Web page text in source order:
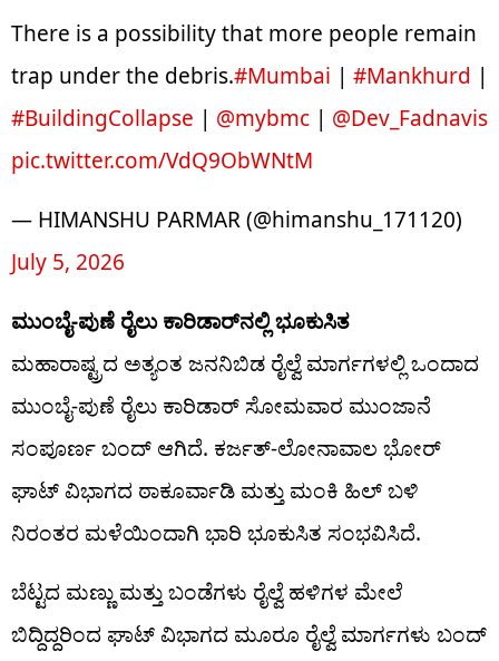
There is a possibility that more people remain
trap under the debris.#Mumbai | #Mankhurd |
#BuildingCollapse | @mybmc | @Dev_Fadnavis
pic.twitter.com/VdQ9ObWNtM
— HIMANSHU PARMAR (@himanshu_171120)
July 5, 2026
ಮುಂಬೈ-ಪುಣೆ ರೈಲು ಕಾರಿಡಾರ್‌ನಲ್ಲಿ ಭೂಕುಸಿತ
ಮಹಾರಾಷ್ಟ್ರದ ಅತ್ಯಂತ ಜನನಿಬಿಡ ರೈಲ್ವೆ ಮಾರ್ಗಗಳಲ್ಲಿ ಒಂದಾದ
ಮುಂಬೈ-ಪುಣೆ ರೈಲು ಕಾರಿಡಾರ್ ಸೋಮವಾರ ಮುಂಜಾನೆ
ಸಂಪೂರ್ಣ ಬಂದ್ ಆಗಿದೆ. ಕರ್ಜತ್-ಲೋನಾವಾಲ ಭೋರ್
ಘಾಟ್ ವಿಭಾಗದ ಠಾಕೂರ್ವಾಡಿ ಮತ್ತು ಮಂಕಿ ಹಿಲ್ ಬಳಿ
ನಿರಂತರ ಮಳೆಯಿಂದಾಗಿ ಭಾರಿ ಭೂಕುಸಿತ ಸಂಭವಿಸಿದೆ.
ಬೆಟ್ಟದ ಮಣ್ಣು ಮತ್ತು ಬಂಡೆಗಳು ರೈಲ್ವೆ ಹಳಿಗಳ ಮೇಲೆ
ಬಿದ್ದಿದ್ದರಿಂದ ಘಾಟ್ ವಿಭಾಗದ ಮೂರೂ ರೈಲ್ವೆ ಮಾರ್ಗಗಳು ಬಂದ್